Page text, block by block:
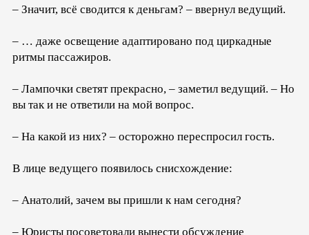
– Значит, всё сводится к деньгам? – ввернул ведущий.
– … даже освещение адаптировано под циркадные
ритмы пассажиров.
– Лампочки светят прекрасно, – заметил ведущий. – Но
вы так и не ответили на мой вопрос.
– На какой из них? – осторожно переспросил гость.
В лице ведущего появилось снисхождение:
– Анатолий, зачем вы пришли к нам сегодня?
– Юристы посоветовали вынести обсуждение